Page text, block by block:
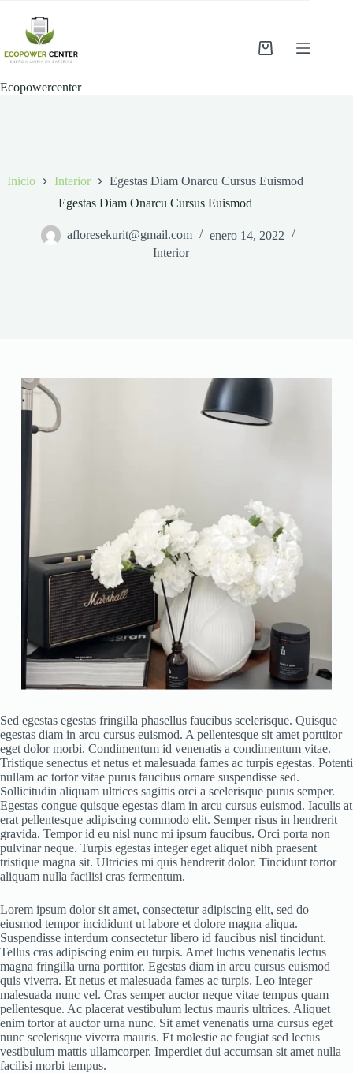
contenido
Ecopowercenter
Shopping
Inicio Interior
Egestas Diam Onarcu Cursus Euismod
Egestas Diam Onarcu Cursus Euismod
afloresekurit@gmail.com
enero 14, 2022
Interior
Sed egestas egestas fringilla phasellus faucibus scelerisque. Quisque
egestas diam in arcu cursus euismod. A pellentesque sit amet porttitor
eget dolor morbi. Condimentum id venenatis a condimentum vitae.
Tristique senectus et netus et malesuada fames ac turpis egestas. Potenti
nullam ac tortor vitae purus faucibus ornare suspendisse sed.
Sollicitudin aliquam ultrices sagittis orci a scelerisque purus semper.
Egestas congue quisque egestas diam in arcu cursus euismod. Iaculis at
erat pellentesque adipiscing commodo elit. Semper risus in hendrerit
gravida. Tempor id eu nisl nunc mi ipsum faucibus. Orci porta non
pulvinar neque. Turpis egestas integer eget aliquet nibh praesent
tristique magna sit. Ultricies mi quis hendrerit dolor. Tincidunt tortor
aliquam nulla facilisi cras fermentum.
Lorem ipsum dolor sit amet, consectetur adipiscing elit, sed do
eiusmod tempor incididunt ut labore et dolore magna aliqua.
Suspendisse interdum consectetur libero id faucibus nisl tincidunt.
Tellus cras adipiscing enim eu turpis. Amet luctus venenatis lectus
magna fringilla urna porttitor. Egestas diam in arcu cursus euismod
quis viverra. Et netus et malesuada fames ac turpis. Leo integer
malesuada nunc vel. Cras semper auctor neque vitae tempus quam
pellentesque. Ac placerat vestibulum lectus mauris ultrices. Aliquet
enim tortor at auctor urna nunc. Sit amet venenatis urna cursus eget
nunc scelerisque viverra mauris. Et molestie ac feugiat sed lectus
vestibulum mattis ullamcorper. Imperdiet dui accumsan sit amet nulla
facilisi morbi tempus.